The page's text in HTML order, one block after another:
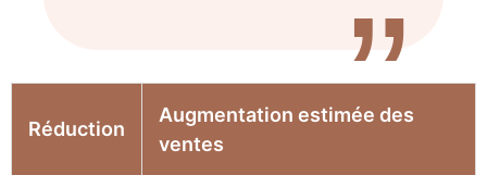
Réduction
Augmentation estimée des
ventes